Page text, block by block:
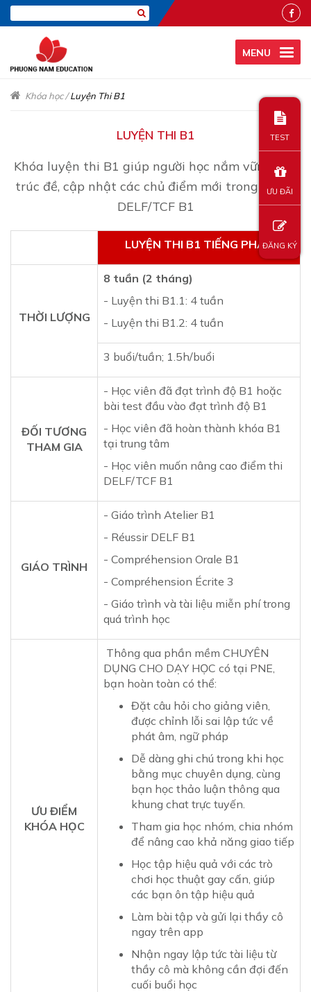
MENU
Khóa học/Luyện Thi B1
LUYỆN THI B1
Khóa luyện thi B1 giúp người học nắm vững cấu
trúc đề, cập nhật các chủ điểm mới trong kỳ thi
DELF/TCF B1
LUYỆN THI B1 TIẾNG PHÁP
THỜI LƯỢNG
8 tuần (2 tháng)
- Luyện thi B1.1: 4 tuần
- Luyện thi B1.2: 4 tuần
3 buổi/tuần; 1.5h/buổi
ĐỐI TƯƠNG
THAM GIA
- Học viên đã đạt trình độ B1 hoặc
bài test đầu vào đạt trình độ B1
- Học viên đã hoàn thành khóa B1
tại trung tâm
- Học viên muốn nâng cao điểm thi
DELF/TCF B1
GIÁO TRÌNH
- Giáo trình Atelier B1
- Réussir DELF B1
- Compréhension Orale B1
- Compréhension Écrite 3
- Giáo trình và tài liệu miễn phí trong
quá trình học
ƯU ĐIỂM
KHÓA HỌC
Thông qua phần mềm CHUYÊN
DỤNG CHO DẠY HỌC có tại PNE,
bạn hoàn toàn có thể:
Đặt câu hỏi cho giảng viên,
được chỉnh lỗi sai lập tức về
phát âm, ngữ pháp
Dễ dàng ghi chú trong khi học
bằng mục chuyên dụng, cùng
bạn học thảo luận thông qua
khung chat trực tuyến.
Tham gia học nhóm, chia nhóm
để nâng cao khả năng giao tiếp
Học tập hiệu quả với các trò
chơi học thuật gay cấn, giúp
các bạn ôn tập hiệu quả
Làm bài tập và gửi lại thầy cô
ngay trên app
Nhận ngay lập tức tài liệu từ
thầy cô mà không cần đợi đến
cuối buổi học
TEST
ƯU ĐÃI
ĐĂNG KÝ